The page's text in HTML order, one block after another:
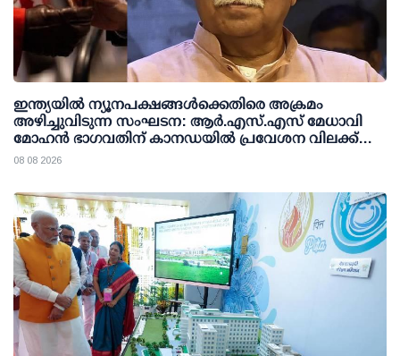
ഇന്ത്യയില്‍ ന്യൂനപക്ഷങ്ങള്‍ക്കെതിരെ അക്രമം
അഴിച്ചുവിടുന്ന സംഘടന: ആര്‍.എസ്.എസ് മേധാവി
മോഹന്‍ ഭാഗവതിന് കാനഡയില്‍ പ്രവേശന വിലക്ക്
ഏര്‍പ്പെടുത്തണമെന്ന് എന്‍.ഡി.പി
08 08 2026